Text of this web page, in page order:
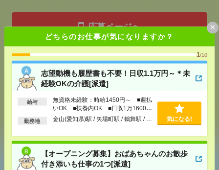
どちらのお仕事が気になりますか？
1/10
志望動機も履歴書も不要！日収1.1万円～＊未
経験OKの介護[派遣]
給与
無資格未経験：時給1450円～ ■週払
いOK ■扶養内OK ■日収1万1600円
以上
勤務地 金山(愛知県)駅 / 矢場町駅 / 鶴舞駅 / … 気になる!
【オープニング募集】おばあちゃんのお散歩
付き添いも仕事の1つ[派遣]
×
応募ページへ
気になる！
あなたの閲覧履歴からの